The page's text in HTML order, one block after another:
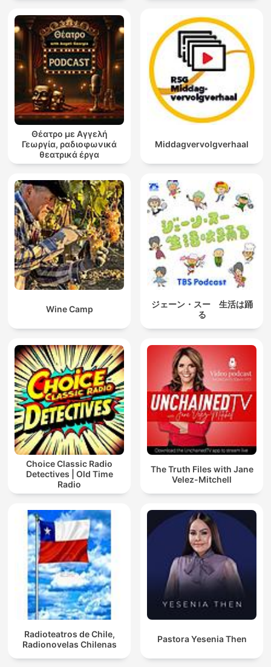
Θέατρο με Αγγελή
Γεωργία, ραδιοφωνικά
θεατρικά έργα
Middagvervolgverhaal
Wine Camp
ジェーン・スー 生活は踊
る
Choice Classic Radio
Detectives | Old Time
Radio
The Truth Files with Jane
Velez-Mitchell
Radioteatros de Chile,
Radionovelas Chilenas
Pastora Yesenia Then